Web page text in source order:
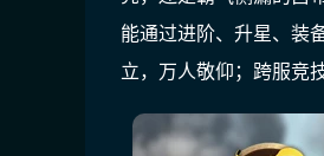
能通过进阶、升星、装
立，万人敬仰；跨服竞